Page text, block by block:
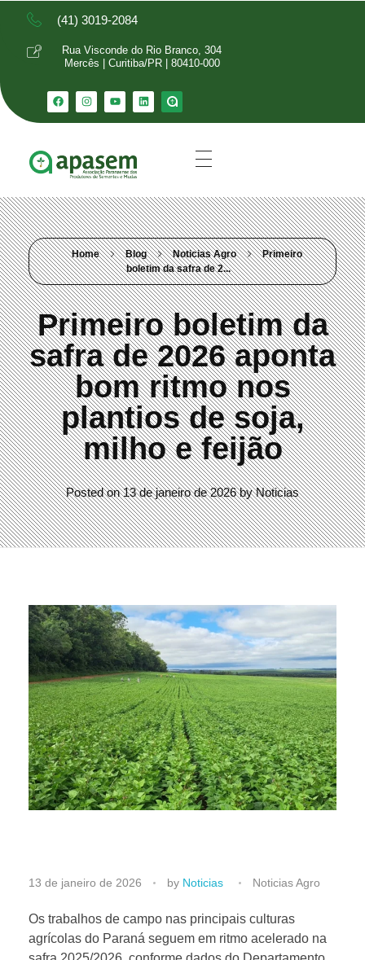
(41) 3019-2084
Rua Visconde do Rio Branco, 304
Mercês | Curitiba/PR | 80410-000
Home Blog Noticias Agro
Primeiro
boletim da safra de 2...
Primeiro boletim da
safra de 2026 aponta
bom ritmo nos
plantios de soja,
milho e feijão
Posted on 13 de janeiro de 2026 by Noticias
P
r
13 de janeiro de 2026 by Noticias Noticias Agro
Os trabalhos de campo nas principais culturas
agrícolas do Paraná seguem em ritmo acelerado na